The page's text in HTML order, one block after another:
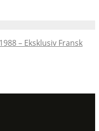
– Eksklusiv Fransk